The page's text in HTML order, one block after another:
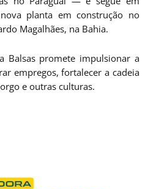
planta em construção no
Magalhães, na Bahia.
Balsas promete impulsionar a
empregos, fortalecer a cadeia
e outras culturas.